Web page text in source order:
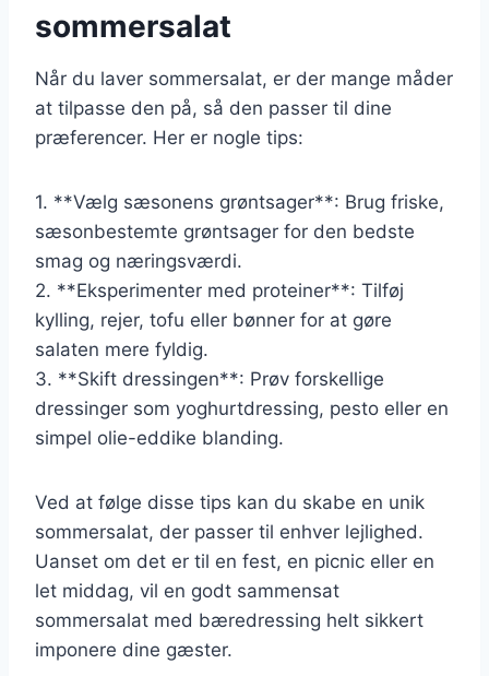
sommersalat
Når du laver sommersalat, er der mange måder
at tilpasse den på, så den passer til dine
præferencer. Her er nogle tips:
1. **Vælg sæsonens grøntsager**: Brug friske,
sæsonbestemte grøntsager for den bedste
smag og næringsværdi.
2. **Eksperimenter med proteiner**: Tilføj
kylling, rejer, tofu eller bønner for at gøre
salaten mere fyldig.
3. **Skift dressingen**: Prøv forskellige
dressinger som yoghurtdressing, pesto eller en
simpel olie-eddike blanding.
Ved at følge disse tips kan du skabe en unik
sommersalat, der passer til enhver lejlighed.
Uanset om det er til en fest, en picnic eller en
let middag, vil en godt sammensat
sommersalat med bæredressing helt sikkert
imponere dine gæster.